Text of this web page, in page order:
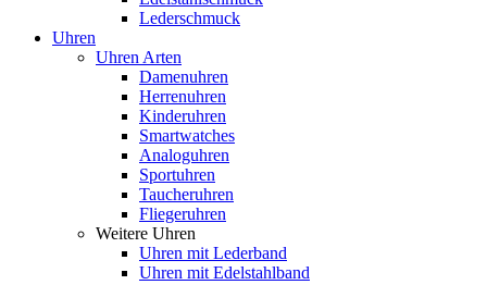
Lederschmuck
Uhren
Uhren Arten
Damenuhren
Herrenuhren
Kinderuhren
Smartwatches
Analoguhren
Sportuhren
Taucheruhren
Fliegeruhren
Weitere Uhren
Uhren mit Lederband
Uhren mit Edelstahlband